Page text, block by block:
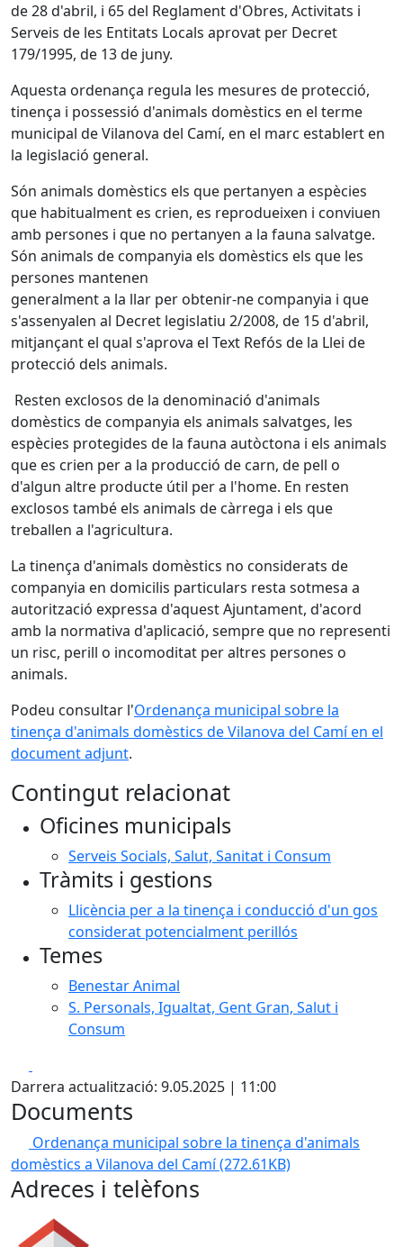
de 28 d'abril, i 65 del Reglament d'Obres, Activitats i
Serveis de les Entitats Locals aprovat per Decret
179/1995, de 13 de juny.
Aquesta ordenança regula les mesures de protecció,
tinença i possessió d'animals domèstics en el terme
municipal de Vilanova del Camí, en el marc establert en
la legislació general.
Són animals domèstics els que pertanyen a espècies
que habitualment es crien, es reprodueixen i conviuen
amb persones i que no pertanyen a la fauna salvatge.
Són animals de companyia els domèstics els que les
persones mantenen
generalment a la llar per obtenir-ne companyia i que
s'assenyalen al Decret legislatiu 2/2008, de 15 d'abril,
mitjançant el qual s'aprova el Text Refós de la Llei de
protecció dels animals.
Resten exclosos de la denominació d'animals
domèstics de companyia els animals salvatges, les
espècies protegides de la fauna autòctona i els animals
que es crien per a la producció de carn, de pell o
d'algun altre producte útil per a l'home. En resten
exclosos també els animals de càrrega i els que
treballen a l'agricultura.
La tinença d'animals domèstics no considerats de
companyia en domicilis particulars resta sotmesa a
autorització expressa d'aquest Ajuntament, d'acord
amb la normativa d'aplicació, sempre que no representi
un risc, perill o incomoditat per altres persones o
animals.
Podeu consultar l'Ordenança municipal sobre la
tinença d'animals domèstics de Vilanova del Camí en el
document adjunt.
Contingut relacionat
Oficines municipals
Serveis Socials, Salut, Sanitat i Consum
Tràmits i gestions
Llicència per a la tinença i conducció d'un gos
considerat potencialment perillós
Temes
Benestar Animal
S. Personals, Igualtat, Gent Gran, Salut i
Consum
Darrera actualització: 9.05.2025 | 11:00
Documents
Ordenança municipal sobre la tinença d'animals
domèstics a Vilanova del Camí(272.61KB)
Adreces i telèfons